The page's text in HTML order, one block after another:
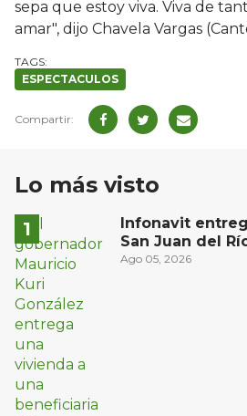
sepa que estoy viva. Viva de
amar", dijo Chavela Vargas
ESPECTACULOS
Lo más visto
Infonavit
San Juan del
bajos ingresos
Ago 05, 2026